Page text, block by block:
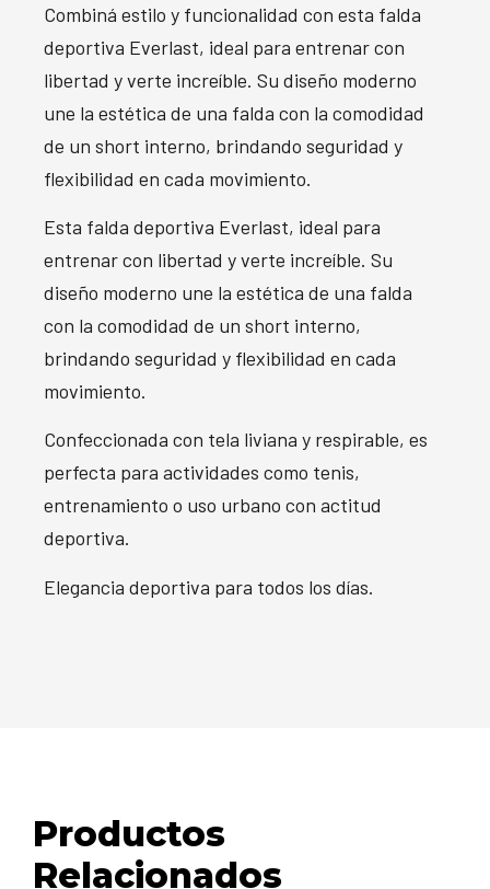
Combiná estilo y funcionalidad con esta falda
deportiva Everlast, ideal para entrenar con
libertad y verte increíble. Su diseño moderno
une la estética de una falda con la comodidad
de un short interno, brindando seguridad y
flexibilidad en cada movimiento.
Esta falda deportiva Everlast, ideal para
entrenar con libertad y verte increíble. Su
diseño moderno une la estética de una falda
con la comodidad de un short interno,
brindando seguridad y flexibilidad en cada
movimiento.
Confeccionada con tela liviana y respirable, es
perfecta para actividades como tenis,
entrenamiento o uso urbano con actitud
deportiva.
Elegancia deportiva para todos los días.
Productos
Relacionados